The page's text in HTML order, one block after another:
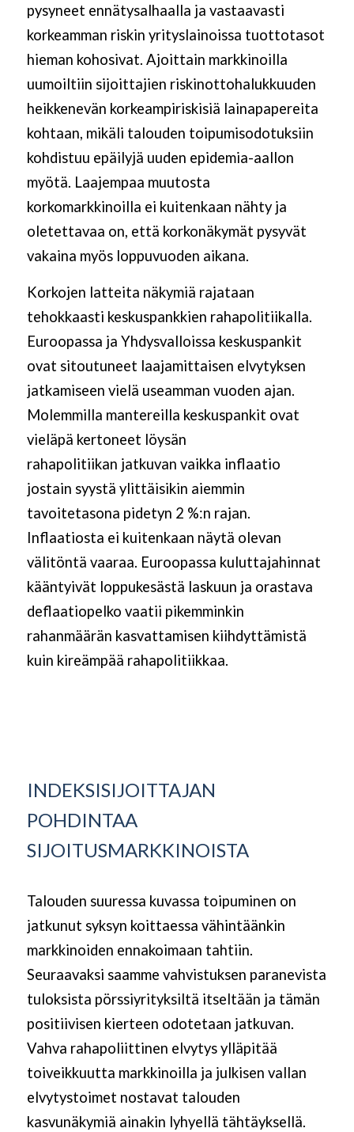
pysyneet ennätysalhaalla ja vastaavasti
korkeamman riskin yrityslainoissa tuottotasot
hieman kohosivat. Ajoittain markkinoilla
uumoiltiin sijoittajien riskinottohalukkuuden
heikkenevän korkeampiriskisiä lainapapereita
kohtaan, mikäli talouden toipumisodotuksiin
kohdistuu epäilyjä uuden epidemia-aallon
myötä. Laajempaa muutosta
korkomarkkinoilla ei kuitenkaan nähty ja
oletettavaa on, että korkonäkymät pysyvät
vakaina myös loppuvuoden aikana.
Korkojen latteita näkymiä rajataan
tehokkaasti keskuspankkien rahapolitiikalla.
Euroopassa ja Yhdysvalloissa keskuspankit
ovat sitoutuneet laajamittaisen elvytyksen
jatkamiseen vielä useamman vuoden ajan.
Molemmilla mantereilla keskuspankit ovat
vieläpä kertoneet löysän
rahapolitiikan jatkuvan vaikka inflaatio
jostain syystä ylittäisikin aiemmin
tavoitetasona pidetyn 2 %:n rajan.
Inflaatiosta ei kuitenkaan näytä olevan
välitöntä vaaraa. Euroopassa kuluttajahinnat
kääntyivät loppukesästä laskuun ja orastava
deflaatiopelko vaatii pikemminkin
rahanmäärän kasvattamisen kiihdyttämistä
kuin kireämpää rahapolitiikkaa.
INDEKSISIJOITTAJAN
POHDINTAA
SIJOITUSMARKKINOISTA
Talouden suuressa kuvassa toipuminen on
jatkunut syksyn koittaessa vähintäänkin
markkinoiden ennakoimaan tahtiin.
Seuraavaksi saamme vahvistuksen paranevista
tuloksista pörssiyrityksiltä itseltään ja tämän
positiivisen kierteen odotetaan jatkuvan.
Vahva rahapoliittinen elvytys ylläpitää
toiveikkuutta markkinoilla ja julkisen vallan
elvytystoimet nostavat talouden
kasvunäkymiä ainakin lyhyellä tähtäyksellä.